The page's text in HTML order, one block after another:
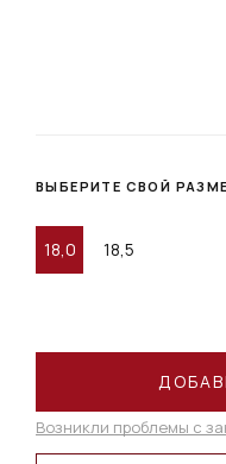
ВЫБЕРИТЕ СВОЙ
18,0 18,5
Возникли проблемы с